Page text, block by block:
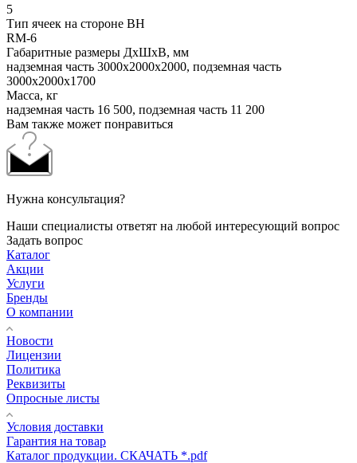
5
Тип ячеек на стороне ВН
RM-6
Габаритные размеры ДхШхВ, мм
надземная часть 3000x2000x2000, подземная часть
3000x2000x1700
Масса, кг
надземная часть 16 500, подземная часть 11 200
Вам также может понравиться
Нужна консультация?
Наши специалисты ответят на любой интересующий вопрос
Задать вопрос
Каталог
Акции
Услуги
Бренды
О компании
Новости
Лицензии
Политика
Реквизиты
Опросные листы
Условия доставки
Гарантия на товар
Каталог продукции. СКАЧАТЬ *.pdf